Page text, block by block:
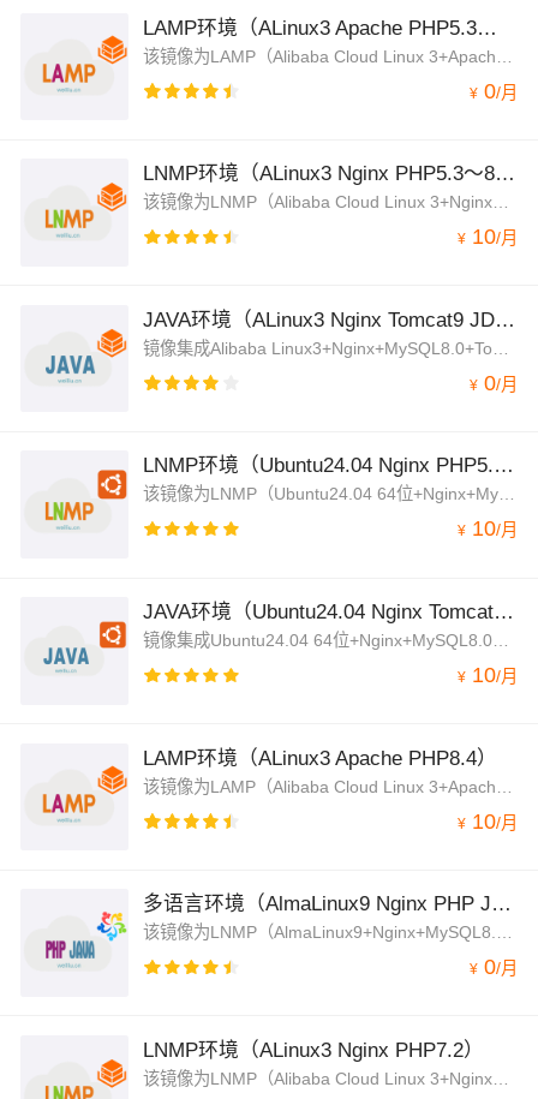
LAMP环境（ALinux3 Apache PHP5.3～8.4）
¥ 0/月
LNMP环境（ALinux3 Nginx PHP5.3～8.5）
该镜像为LNMP（Alibaba Cloud Linux 3+Nginx+MySQL8.0+PHP多版本）架构，jemalloc优化内存管理，脚本菜单式添加Nginx虚拟主机绑定，并支持内网OSS备份功能
¥ 10/月
JAVA环境（ALinux3 Nginx Tomcat9 JDK）
¥ 0/月
LNMP环境（Ubuntu24.04 Nginx PHP5.3～8.4）
该镜像为LNMP（Ubuntu24.04 64位+Nginx+MySQL8.0+PHP5.3～8.4切换）架构，jemalloc优化内存管理，脚本菜单式添加Nginx虚拟主机绑定，并支持内网OSS备份功能
¥ 10/月
JAVA环境（Ubuntu24.04 Nginx Tomcat8）
镜像集成Ubuntu24.04 64位+Nginx+MySQL8.0+Tomcat8+OpenJDK，Nginx处理静态资源，Tomcat以apr模式运行处理动态资源，大幅度的提高性能
¥ 10/月
LAMP环境（ALinux3 Apache PHP8.4）
¥ 10/月
多语言环境（AlmaLinux9 Nginx PHP JAVA）
该镜像为LNMP（AlmaLinux9+Nginx+MySQL8.0+PHP多版本）+Tomcat架构，jemalloc优化内存管理，脚本菜单式添加Nginx虚拟主机绑定，并支持内网OSS备份功能
¥ 0/月
LNMP环境（ALinux3 Nginx PHP7.2）
该镜像为LNMP（Alibaba Cloud Linux 3+Nginx+MySQL8.0+PHP7.2）架构，jemalloc优化内存管理，脚本菜单式添加Nginx虚拟主机绑定，并支持内网OSS备份功能